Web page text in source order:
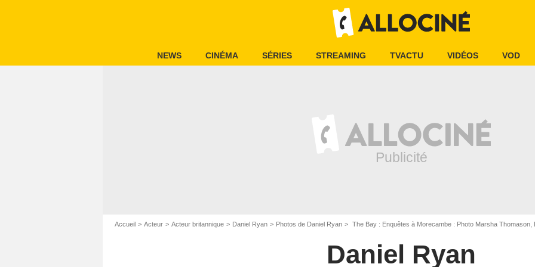
NEWS CINÉMA SÉRIES STREAMING TVACTU VIDÉOS VOD
Accueil Acteur Acteur britannique Daniel Ryan Photos de Daniel Ryan The Bay : Enquêtes à Morecambe : Photo Marsha Thomason,
Daniel Ryan